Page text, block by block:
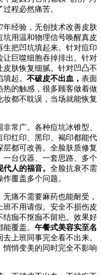
程必然痛苦。
年经验，无创技术改善皮肤
用温和物理信号唤醒真皮
生把凹坑填起来。针对痘印
巨噬细胞吞掉排出。针对
皮肤恢复细腻。针对凹凸不
起。 不破皮不出血， 表面
的触感，很多顾客做着做
都不耽误，当场就能恢复
常广。各种痘坑冰锥型、
印红印、黑印、褐印都能代
都可改善。全脸肤质修复
台仪器、一套思路、多个
人的福音。 全脸抗衰不需
覆盖多个问题。
痛不需要麻药也能耐受，
不用请假。安全不损伤皮
结痂不抠痂不留疤。效果好
覆盖。 午餐式美容实至名
上班同事完全看不出来。
悄变美的同时完全不影响